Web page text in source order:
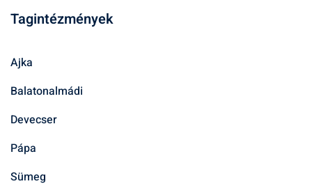
Tagintézmények
Ajka
Balatonalmádi
Devecser
Pápa
Sümeg